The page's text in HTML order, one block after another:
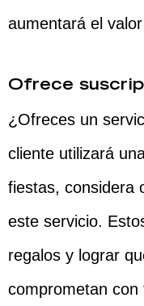
aumentará el
Ofrece
¿Ofreces un
cliente utilizará
fiestas, considera
este servicio.
regalos y lograr
comprometan